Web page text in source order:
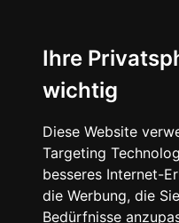
Ihre
wichtig
Diese Website
Targeting
besseres Internet-
die Werbung, die
Bedürfnisse